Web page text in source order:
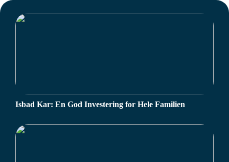
Isbad Kar: En God Investering for Hele Familien